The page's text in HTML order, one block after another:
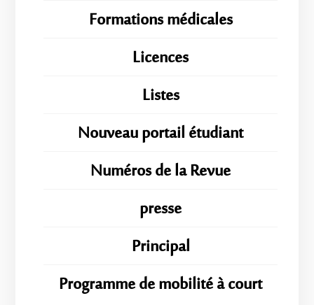
Formations médicales
Licences
Listes
Nouveau portail étudiant
Numéros de la Revue
presse
Principal
Programme de mobilité à court